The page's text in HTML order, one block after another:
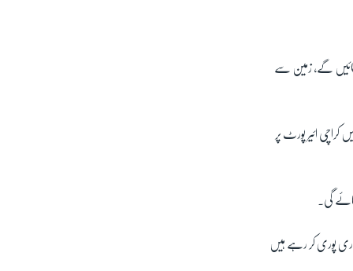
گے، زمین سے
ائیر پورٹ پر
گی۔
پوری کر رہے ہیں